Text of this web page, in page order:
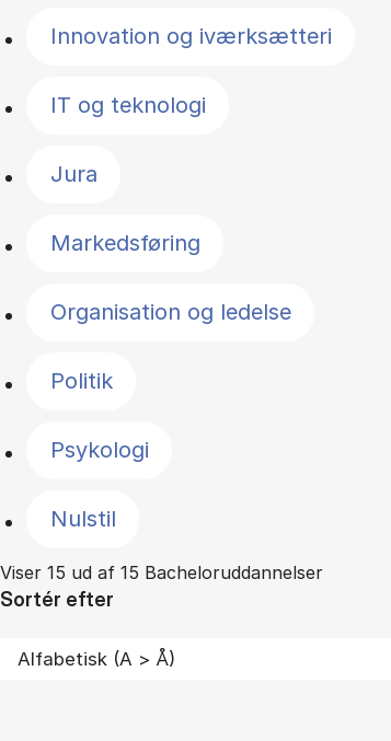
Innovation og iværksætteri
IT og teknologi
Jura
Markedsføring
Organisation og ledelse
Politik
Psykologi
Nulstil
Viser 15 ud af 15 Bacheloruddannelser
Sortér efter